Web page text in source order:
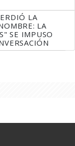
LA
LA
SE IMPUSO